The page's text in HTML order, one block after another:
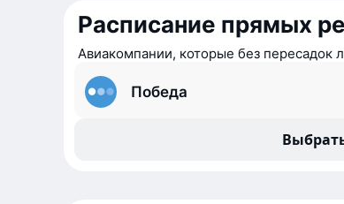
Расписание прямых
Авиакомпании, которые без пересадок
Победа